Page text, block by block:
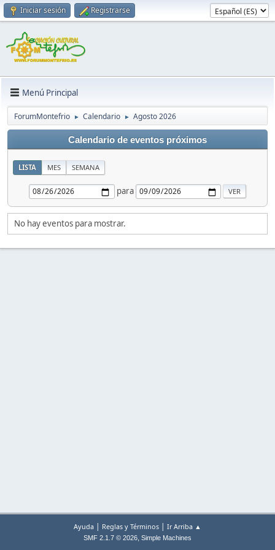
Iniciar sesión Registrarse
Menú Principal
ForumMontefrio ► Calendario ► Agosto 2026
Calendario de eventos próximos
LISTA MES SEMANA
para
No hay eventos para mostrar.
Ayuda | Reglas y Términos | Ir Arriba ▲
SMF 2.1.7 © 2026, Simple Machines